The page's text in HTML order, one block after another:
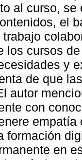
al curso,
el
los cursos
y
de que
autor
con
formación
en